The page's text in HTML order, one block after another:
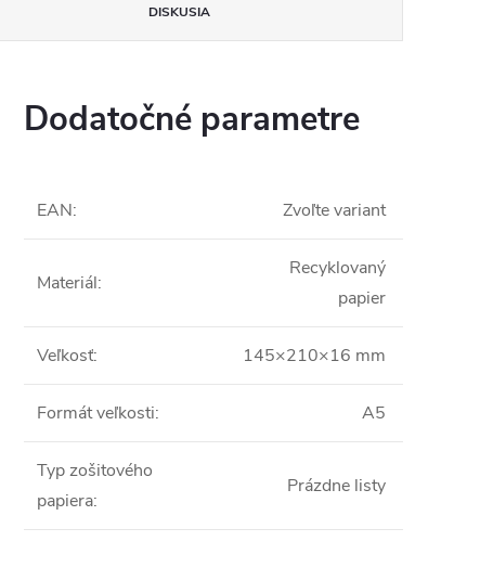
DISKUSIA
Dodatočné parametre
EAN: Zvoľte variant
Materiál:
Recyklovaný
papier
Veľkosť: 145×210×16 mm
Formát veľkosti: A5
Typ zošitového
papiera:
Prázdne listy